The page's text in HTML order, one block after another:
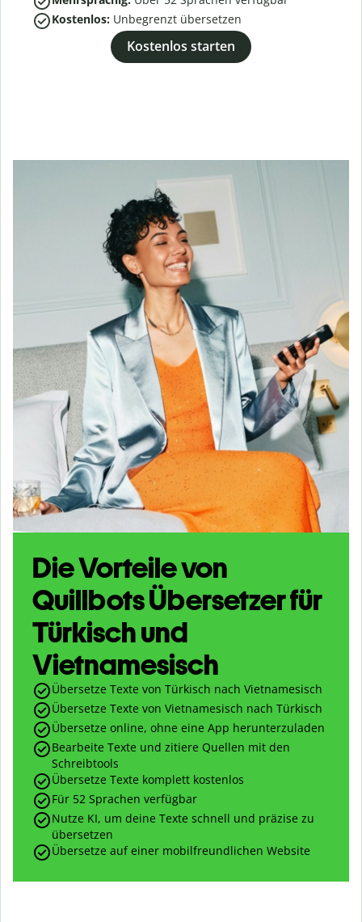
Kostenlos: Unbegrenzt übersetzen
Kostenlos starten
Die Vorteile von
Quillbots Übersetzer für
Türkisch und
Vietnamesisch
Übersetze Texte von Türkisch nach Vietnamesisch
Übersetze Texte von Vietnamesisch nach Türkisch
Übersetze online, ohne eine App herunterzuladen
Bearbeite Texte und zitiere Quellen mit den
Schreibtools
Übersetze Texte komplett kostenlos
Für 52 Sprachen verfügbar
Nutze KI, um deine Texte schnell und präzise zu
übersetzen
Übersetze auf einer mobilfreundlichen Website